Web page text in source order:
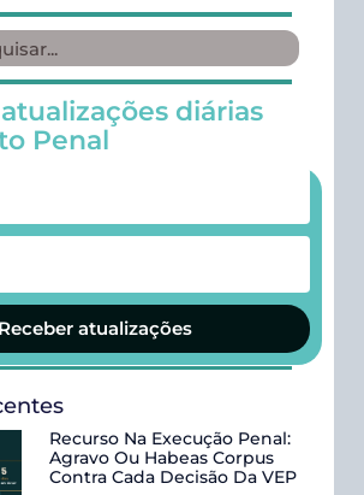
diárias
Penal
Receber atualizações
Recurso Na Execução Penal:
Agravo Ou Habeas Corpus
Contra Cada Decisão Da VEP